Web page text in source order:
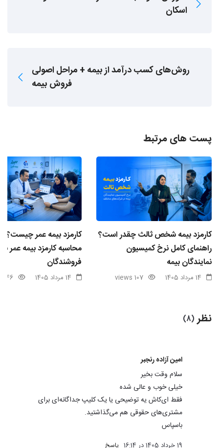
اسکان
روش‌های کسب درآمد از بیمه + مراحل اصولی
فروش بیمه
پست های مرتبط
کارمزد بیمه شخص ثالث چقدر است؟
راهنمای کامل نرخ کمیسیون
نمایندگان بیمه
14 مرداد 1405 107 views
کارمزد بیمه عمر چیست؟
محاسبه کارمزد بیمه عمر
فروشندگان
14 مرداد 1405 46 views
نظر (8)
امین آزاده رنجبر
سلام وقت بخیر
خیلی خوب و عالی شده
فقط ای‌کاش یه توضیحی یا یک کلیپ جداگانه‌ای برای
مشتری‌های حقوقی هم می‌گذاشتید.
باسپاس
19 خرداد 1405 در 16:14 پاسخ